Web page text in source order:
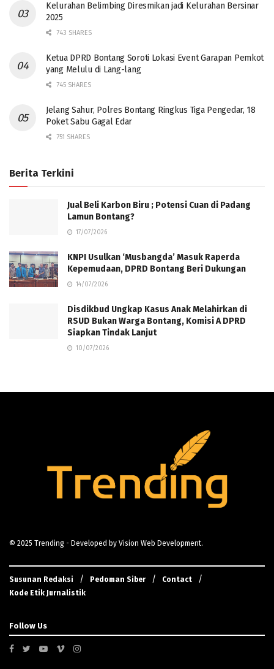
Kelurahan Belimbing Diresmikan jadi Kelurahan Bersinar
2025
743 SHARES
Ketua DPRD Bontang Soroti Lokasi Event Garapan Pemkot
yang Melulu di Lang-lang
745 SHARES
Jelang Sahur, Polres Bontang Ringkus Tiga Pengedar, 18
Poket Sabu Gagal Edar
751 SHARES
Berita Terkini
Jual Beli Karbon Biru ; Potensi Cuan di Padang
Lamun Bontang?
17/07/2026
KNPI Usulkan ‘Musbangda’ Masuk Raperda
Kepemudaan, DPRD Bontang Beri Dukungan
14/07/2026
Disdikbud Ungkap Kasus Anak Melahirkan di
RSUD Bukan Warga Bontang, Komisi A DPRD
Siapkan Tindak Lanjut
10/07/2026
© 2025 Trending - Developed by Vision Web Development.
Susunan Redaksi Pedoman Siber
Contact
Kode Etik Jurnalistik
Follow Us